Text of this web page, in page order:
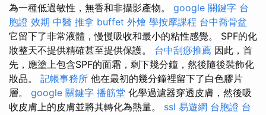
為一種低過敏性，無香和非攝影產物。 google 關鍵字 台
胞證 效期 中醫 推拿 buffet 外燴 學按摩課程 台中喬骨盆
它留下了非常液體，慢慢吸收和最小的粘性感覺。 SPF的化
妝整天不提供精確甚至提供保護。 台中刮痧推薦 因此，首
先，應塗上包含SPF的面霜，剩下幾分鐘，然後隨後裝飾化
妝品。 記帳事務所 他在最初的幾分鐘裡留下了白色膠片
層。 google 關鍵字 播筋堂 化學過濾器穿透皮膚，然後吸
收皮膚上的皮膚並將其轉化為熱量。 ssl 易遊網 台胞證 台